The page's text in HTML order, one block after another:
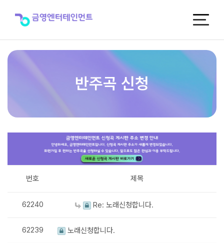
반주곡 신청
번호 제목
62240 Re: 노래신청합니다.
62239 노래신청합니다.